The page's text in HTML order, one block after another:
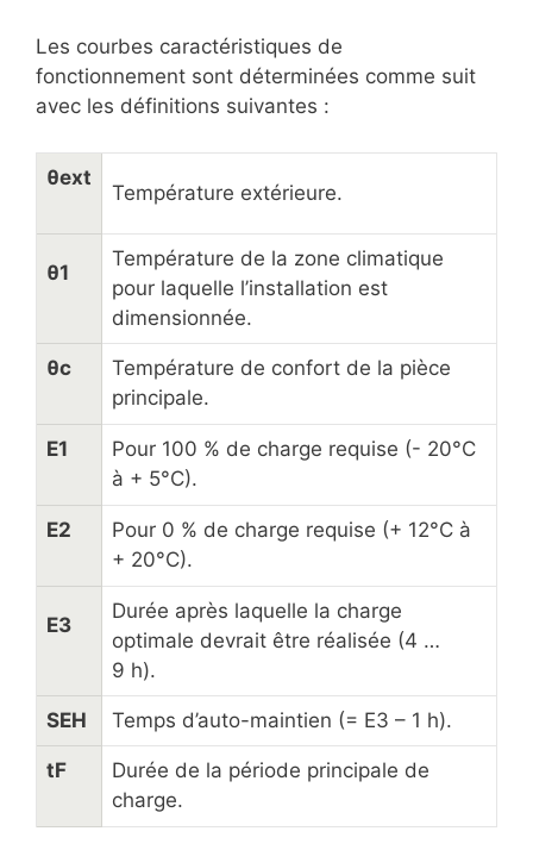
Les courbes caractéristiques de
fonctionnement sont déterminées comme suit
avec les définitions suivantes :
θext
Température extérieure.
θ1
Température de la zone climatique
pour laquelle l’installation est
dimensionnée.
θc
Température de confort de la pièce
principale.
E1
Pour 100 % de charge requise (- 20°C
à + 5°C).
E2
Pour 0 % de charge requise (+ 12°C à
+ 20°C).
E3
Durée après laquelle la charge
optimale devrait être réalisée (4 …
9 h).
SEH Temps d’auto-maintien (= E3 – 1 h).
tF
Durée de la période principale de
charge.